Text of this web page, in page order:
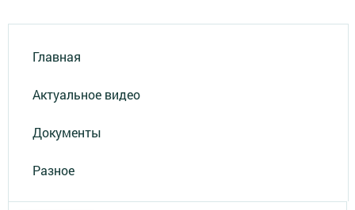
Главная
Актуальное видео
Документы
Разное